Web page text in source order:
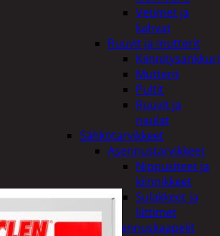
Vetimet ja
kahvat
Ruuvit ja mutterit
Mutterit
Pultit
Ruuvit ja
naulat
Sähkötarvikkeet
Asennustarvikkeet
Nippusiteet ja
kiinnikkeet
Sulakkeet ja
liittimet
Asennuskaapelit